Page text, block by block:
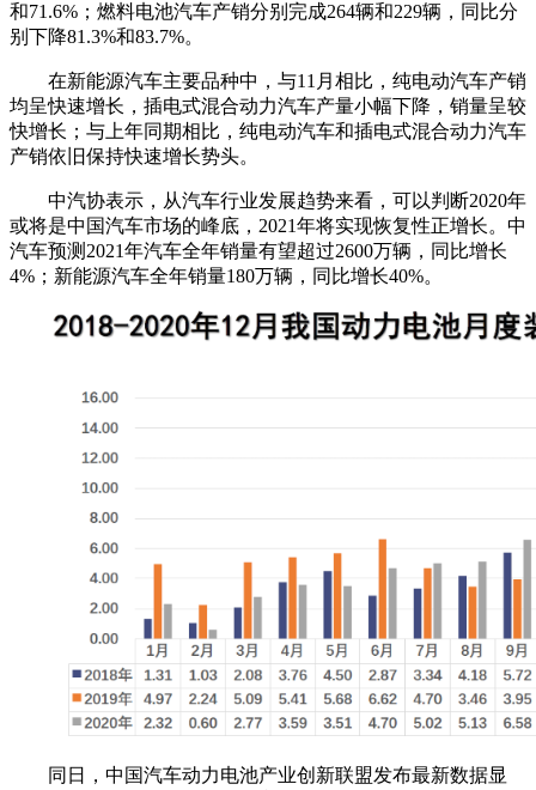
和71.6%；燃料电池汽车产销分别完成264辆和229辆，同比分
别下降81.3%和83.7%。
在新能源汽车主要品种中，与11月相比，纯电动汽车产销
均呈快速增长，插电式混合动力汽车产量小幅下降，销量呈较
快增长；与上年同期相比，纯电动汽车和插电式混合动力汽车
产销依旧保持快速增长势头。
中汽协表示，从汽车行业发展趋势来看，可以判断2020年
或将是中国汽车市场的峰底，2021年将实现恢复性正增长。中
汽车预测2021年汽车全年销量有望超过2600万辆，同比增长
4%；新能源汽车全年销量180万辆，同比增长40%。
同日，中国汽车动力电池产业创新联盟发布最新数据显